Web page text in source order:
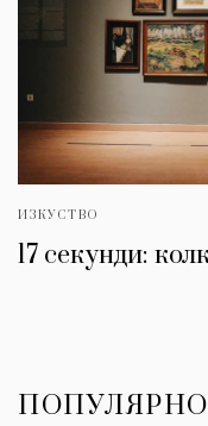
ИЗКУСТВО
17 секунди:
ПОПУЛЯРНО